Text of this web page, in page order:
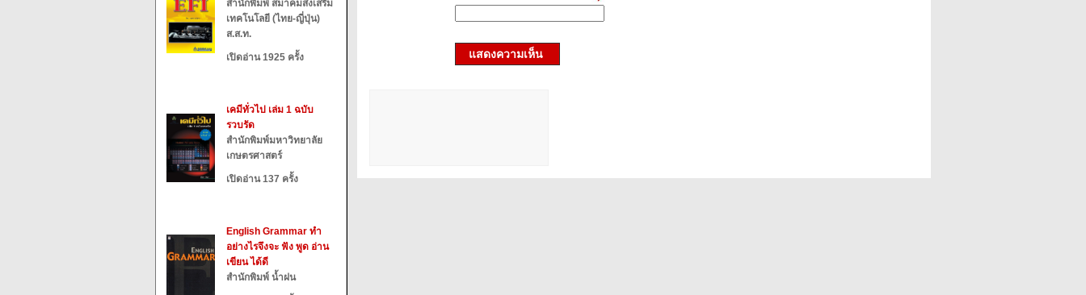
สำนักพิมพ์ สมาคมส่งเสริม
เทคโนโลยี (ไทย-ญี่ปุ่น)
ส.ส.ท.
เปิดอ่าน 1925 ครั้ง
เคมีทั่วไป เล่ม 1 ฉบับ
รวบรัด
สำนักพิมพ์มหาวิทยาลัย
เกษตรศาสตร์
เปิดอ่าน 137 ครั้ง
English Grammar ทำ
อย่างไรจึงจะ ฟัง พูด อ่าน
เขียน ได้ดี
สำนักพิมพ์ น้ำฝน
แสดงความเห็น